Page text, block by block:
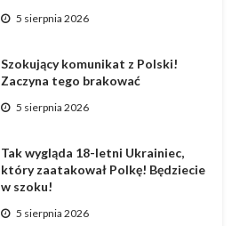
5 sierpnia 2026
Szokujący komunikat z Polski!
Zaczyna tego brakować
5 sierpnia 2026
Tak wygląda 18-letni Ukrainiec,
który zaatakował Polkę! Będziecie
w szoku!
5 sierpnia 2026